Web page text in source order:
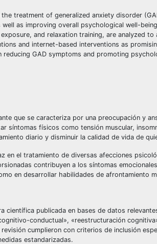
treatment of generalized anxiety disorder
as improving overall psychological well-
and relaxation training, are analyzed
and internet-based interventions as
GAD symptoms and promoting
que se caracteriza por una preocupación y
síntomas físicos como tensión muscular,
diario y disminuir la calidad de vida de
el tratamiento de diversas afecciones
contribuyen a los síntomas
en desarrollar habilidades de afrontamiento
publicada en bases de datos
conductual», «reestructuración
cumplieron con criterios de inclusión
estandarizadas.